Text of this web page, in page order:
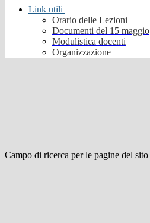
Link utili
Orario delle Lezioni
Documenti del 15 maggio
Modulistica docenti
Organizzazione
Campo di ricerca per le pagine del sito